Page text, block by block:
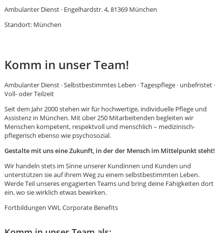
Ambulanter Dienst · Engelhardstr. 4, 81369 München
Standort: München
Komm in unser Team!
Ambulanter Dienst · Selbstbestimmtes Leben · Tagespflege · unbefristet ·
Voll- oder Teilzeit
Seit dem Jahr 2000 stehen wir für hochwertige, individuelle Pflege und
Assistenz in München. Mit über 250 Mitarbeitenden begleiten wir
Menschen kompetent, respektvoll und menschlich – medizinisch-
pflegerisch ebenso wie psychosozial.
Gestalte mit uns eine Zukunft, in der der Mensch im Mittelpunkt steht!
Wir handeln stets im Sinne unserer Kundinnen und Kunden und
unterstützen sie auf ihrem Weg zu einem selbstbestimmten Leben.
Werde Teil unseres engagierten Teams und bring deine Fähigkeiten dort
ein, wo sie wirklich etwas bewirken.
Fortbildungen VWL Corporate Benefits
Karte anzeigen